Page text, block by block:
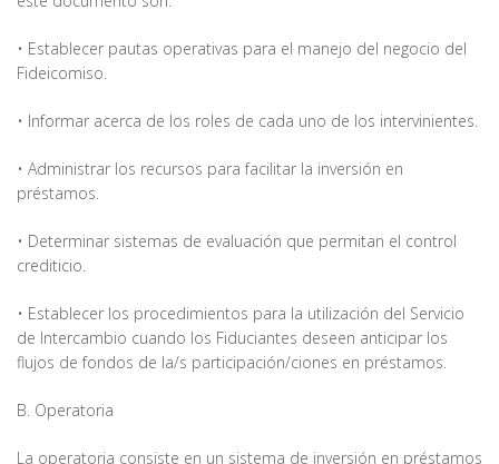
• Establecer pautas operativas para el manejo del negocio del
Fideicomiso.
• Informar acerca de los roles de cada uno de los intervinientes.
• Administrar los recursos para facilitar la inversión en
préstamos.
• Determinar sistemas de evaluación que permitan el control
crediticio.
• Establecer los procedimientos para la utilización del Servicio
de Intercambio cuando los Fiduciantes deseen anticipar los
flujos de fondos de la/s participación/ciones en préstamos.
B. Operatoria
La operatoria consiste en un sistema de inversión en préstamos